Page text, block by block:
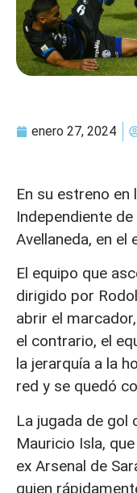
enero 27, 2024
En su estreno
Independiente
Avellaneda, en el
El equipo que
dirigido por
abrir el
el contrario, el
la jerarquía a la
red y se quedó
La jugada de gol
Mauricio Isla,
ex Arsenal de
quien